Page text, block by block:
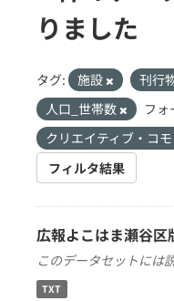
りました
タグ: 施設 刊行
人口_世帯数
フォ
クリエイティブ・コ
フィルタ結果
広報よこはま瀬谷
このデータセットには
TXT